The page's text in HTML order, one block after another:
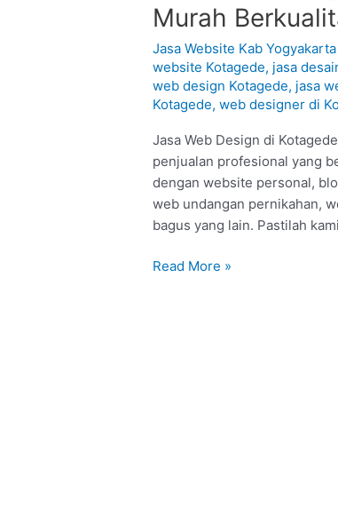
Murah
Jasa Website Kab Yogyakarta
website Kotagede, jasa
web design Kotagede, jasa
Kotagede,web designer di
Jasa Web Design di
penjualan profesional yang
dengan website personal,
web undangan pernikahan,
bagus yang lain. Pastilah
Design
di
Kotagede
–
Yogyakarta
Murah
Berkualitas
#1
Read More »